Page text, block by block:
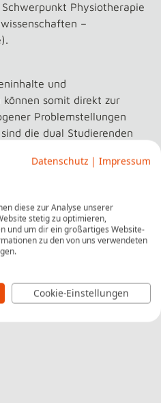
Physiotherapie
–
und
können somit direkt zur
Problemstellungen
die dual Studierenden
eingebunden.
Datenschutz | Impressum
diese zur Analyse unserer
stetig zu optimieren,
und um dir ein großartiges Website-
zu den von uns verwendeten
Cookie-Einstellungen